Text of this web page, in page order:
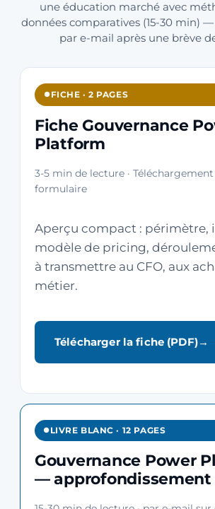
une éducation marché avec
données comparatives (15-30 min) —
par e-mail après une brève
FICHE · 2 PAGES
Fiche Gouvernance
Platform
3-5 min de lecture · Téléchargement
formulaire
Aperçu compact : périmètre,
modèle de pricing,
à transmettre au CFO, aux
métier.
Télécharger la fiche (PDF)
LIVRE BLANC · 12 PAGES
Gouvernance Power
— approfondissement